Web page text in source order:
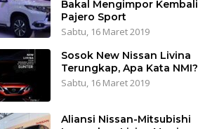
Bakal Mengimpor Kembali
Pajero Sport
Sabtu, 16 Maret 2019
Sosok New Nissan Livina
Terungkap, Apa Kata NMI?
Sabtu, 16 Maret 2019
Aliansi Nissan-Mitsubishi